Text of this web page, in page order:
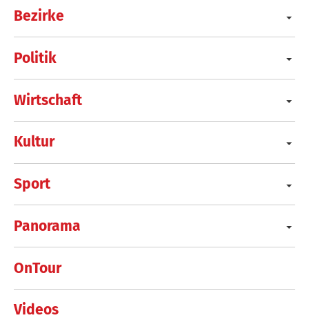
Bezirke
Politik
Wirtschaft
Kultur
Sport
Panorama
OnTour
Videos